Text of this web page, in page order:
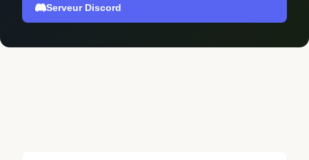
Serveur Discord